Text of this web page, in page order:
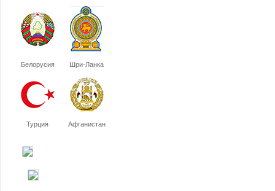
Белорусия Шри-Ланка
Турция Афганистан